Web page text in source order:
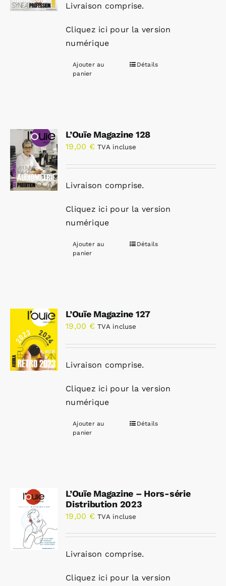
Livraison comprise.
Cliquez ici pour la version
numérique
Ajouter au
panier
Détails
L’Ouïe Magazine 128
19,00 € TVA incluse
Livraison comprise.
Cliquez ici pour la version
numérique
Ajouter au
panier
Détails
L’Ouïe Magazine 127
19,00 € TVA incluse
Livraison comprise.
Cliquez ici pour la version
numérique
Ajouter au
panier
Détails
L’Ouïe Magazine – Hors-série
Distribution 2023
19,00 € TVA incluse
Livraison comprise.
Cliquez ici pour la version